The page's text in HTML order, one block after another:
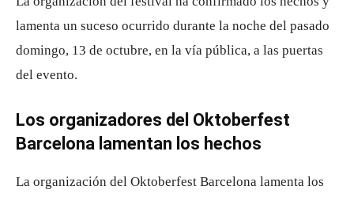
lamenta un suceso ocurrido durante la noche del pasado
domingo, 13 de octubre, en la vía pública, a las puertas
del evento.
Los organizadores del Oktoberfest
Barcelona lamentan los hechos
La organización del Oktoberfest Barcelona lamenta los